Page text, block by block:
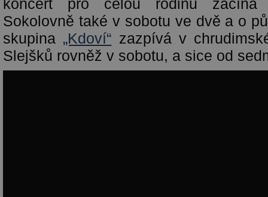
koncert pro celou rodinu začíná
Sokolovně také v sobotu ve dvě a o
skupina „Kdoví“ zazpívá v
Slejšků rovněž v sobotu, a sice od